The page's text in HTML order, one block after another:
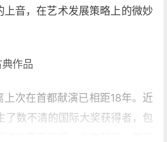
上音，在艺术发展策略上的微妙
作品
上次在首都献演已相距18年。近
了数不清的国际大奖获得者，包